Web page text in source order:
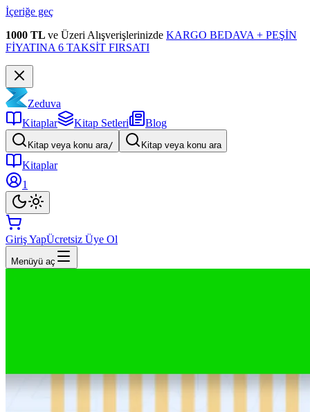
İçeriğe geç
1000 TL ve Üzeri Alışverişlerinizde KARGO BEDAVA + PEŞİN
FİYATINA 6 TAKSİT FIRSATI
Zeduva
Kitaplar
Kitap Setleri Blog
Kitap veya konu ara/ Kitap veya konu ara
Kitaplar
1
Giriş YapÜcretsiz Üye Ol
Menüyü aç